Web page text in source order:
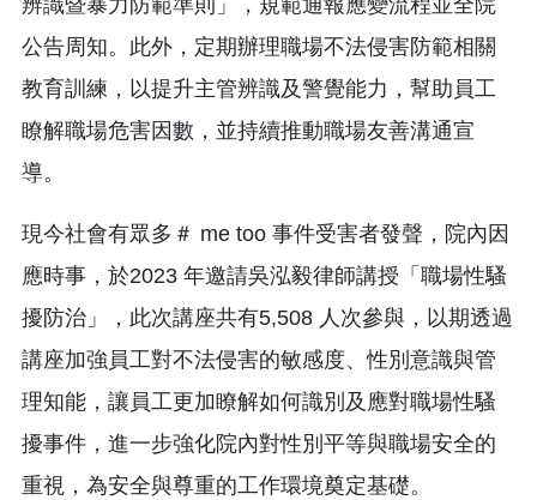
辨識暨暴力防範準則」，規範通報應變流程並全院
公告周知。此外，定期辦理職場不法侵害防範相關
教育訓練，以提升主管辨識及警覺能力，幫助員工
瞭解職場危害因數，並持續推動職場友善溝通宣
導。
現今社會有眾多＃ me too 事件受害者發聲，院內因
應時事，於2023 年邀請吳泓毅律師講授「職場性騷
擾防治」，此次講座共有5,508 人次參與，以期透過
講座加強員工對不法侵害的敏感度、性別意識與管
理知能，讓員工更加瞭解如何識別及應對職場性騷
擾事件，進一步強化院內對性別平等與職場安全的
重視，為安全與尊重的工作環境奠定基礎。